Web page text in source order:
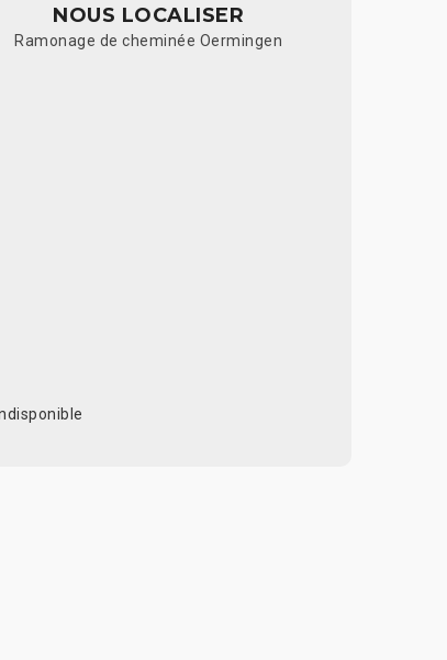
NOUS LOCALISER
Ramonage de cheminée Oermingen